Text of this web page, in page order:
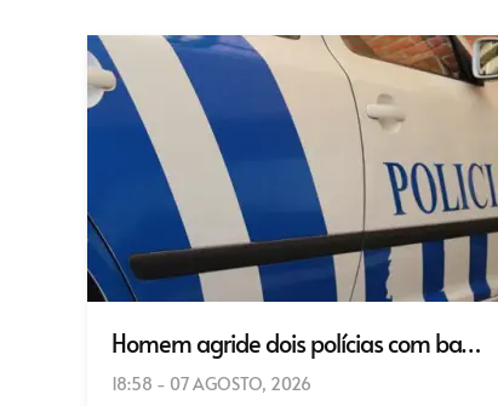
Homem agride dois polícias com ba…
18:58 - 07 AGOSTO, 2026